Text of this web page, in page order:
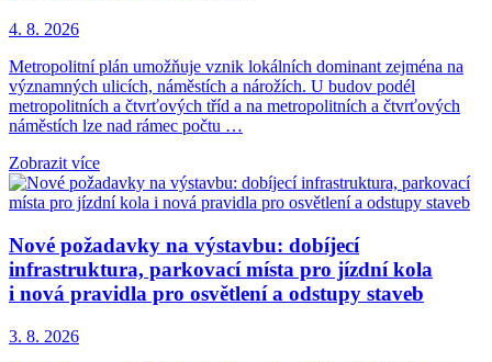
4. 8. 2026
Metropolitní plán umožňuje vznik lokálních dominant zejména na
významných ulicích, náměstích a nárožích. U budov podél
metropolitních a čtvrťových tříd a na metropolitních a čtvrťových
náměstích lze nad rámec počtu …
Zobrazit více
Nové požadavky na výstavbu: dobíjecí
infrastruktura, parkovací místa pro jízdní kola
i nová pravidla pro osvětlení a odstupy staveb
3. 8. 2026